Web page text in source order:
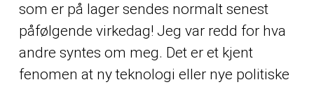
som er på lager sendes normalt senest
påfølgende virkedag! Jeg var redd for hva
andre syntes om meg. Det er et kjent
fenomen at ny teknologi eller nye politiske